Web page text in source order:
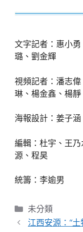
文字記者：惠小
璐、劉金輝
視頻記者：潘志
琳、楊金鑫、楊靜
海報設計：姜子涵
編輯：杜宇、王
源、程昊
統籌：李逾男
分
類
未分類
江西安源：“土